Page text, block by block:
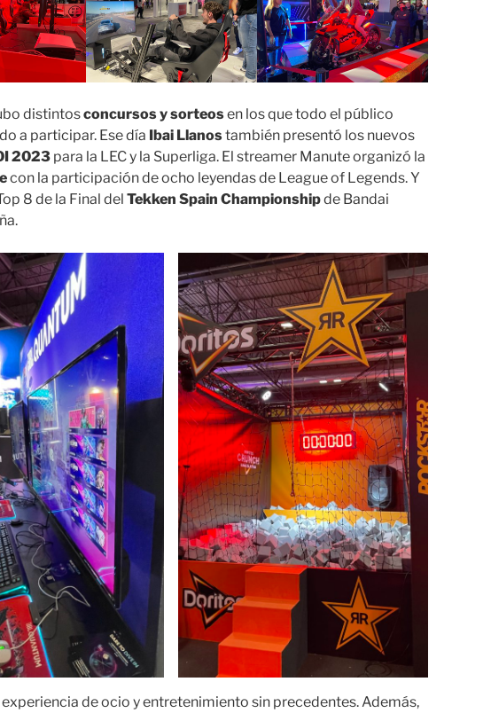
distintosconcursos y sorteosen los que todo el público
a participar. Ese día Ibai Llanostambién presentó los nuevos
2023 para la LEC y la Superliga. El streamer Manute organizó la
con la participación de ocho leyendas de League of Legends. Y
8 de la Final del Tekken Spain Championshipde Bandai
experiencia de ocio y entretenimiento sin precedentes. Además,